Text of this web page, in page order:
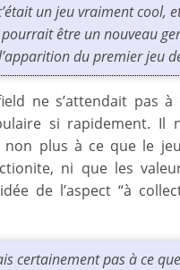
un jeu vraiment cool,
être un nouveau
du premier jeu
ne s’attendait pas
si rapidement. Il
plus à ce que le
ni que les
de l’aspect “à
certainement pas à ce